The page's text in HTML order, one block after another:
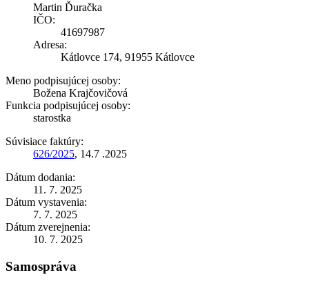
Martin Ďuračka
IČO:
41697987
Adresa:
Kátlovce 174, 91955 Kátlovce
Meno podpisujúcej osoby:
Božena Krajčovičová
Funkcia podpisujúcej osoby:
starostka
Súvisiace faktúry:
626/2025, 14.7 .2025
Dátum dodania:
11. 7. 2025
Dátum vystavenia:
7. 7. 2025
Dátum zverejnenia:
10. 7. 2025
Samospráva